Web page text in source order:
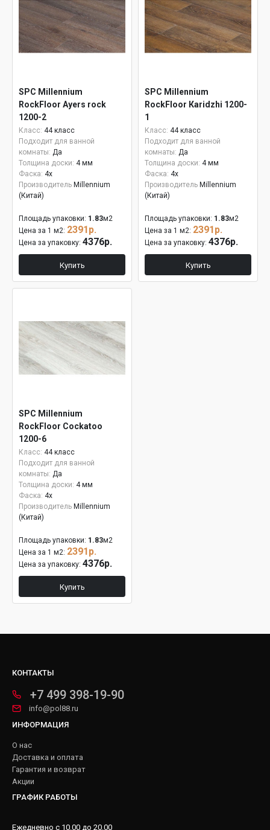
SPC Millennium
RockFloor Аyers rock
1200-2
Класс: 44 класс
Подходит для ванной
комнаты: Да
Толщина доски: 4 мм
Фаска: 4x
Производитель Millennium
(Китай)
Площадь упаковки: 1.83м2
Цена за 1 м2: 2391р.
Цена за упаковку: 4376р.
Купить
SPC Millennium
RockFloor Кaridzhi 1200-
1
Класс: 44 класс
Подходит для ванной
комнаты: Да
Толщина доски: 4 мм
Фаска: 4x
Производитель Millennium
(Китай)
Площадь упаковки: 1.83м2
Цена за 1 м2: 2391р.
Цена за упаковку: 4376р.
Купить
SPC Millennium
RockFloor Сockatoo
1200-6
Класс: 44 класс
Подходит для ванной
комнаты: Да
Толщина доски: 4 мм
Фаска: 4x
Производитель Millennium
(Китай)
Площадь упаковки: 1.83м2
Цена за 1 м2: 2391р.
Цена за упаковку: 4376р.
Купить
КОНТАКТЫ
+7 499 398-19-90
info@pol88.ru
ИНФОРМАЦИЯ
О нас
Доставка и оплата
Гарантия и возврат
Акции
ГРАФИК РАБОТЫ
Ежедневно с 10.00 до 20.00